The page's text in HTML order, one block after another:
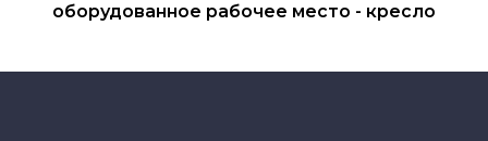
оборудованное рабочее место - кресло